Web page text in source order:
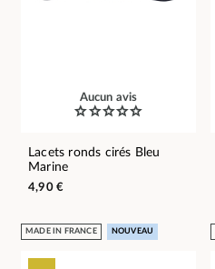
Aucun avis
Lacets ronds cirés Bleu
Marine
4,90 €
MADE IN FRANCE NOUVEAU